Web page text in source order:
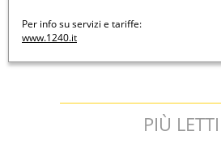
Per info su servizi e tariffe:
www.1240.it
PIÙ LETTI